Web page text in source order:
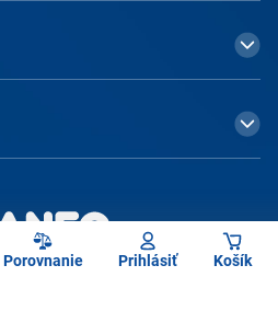
Porovnanie Prihlásiť Košík